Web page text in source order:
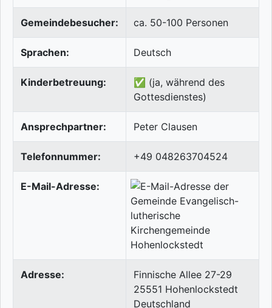
Gemeindebesucher: ca. 50-100 Personen
Sprachen: Deutsch
Kinderbetreuung:
✅ (ja, während des
Gottesdienstes)
Ansprechpartner: Peter Clausen
Telefonnummer: +49 048263704524
E-Mail-Adresse:
Adresse:
Finnische Allee 27-29
25551 Hohenlockstedt
Deutschland